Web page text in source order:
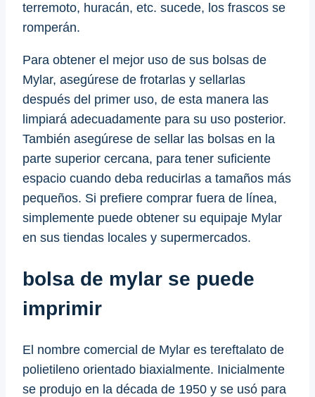
terremoto, huracán, etc. sucede, los frascos se
romperán.
Para obtener el mejor uso de sus bolsas de
Mylar, asegúrese de frotarlas y sellarlas
después del primer uso, de esta manera las
limpiará adecuadamente para su uso posterior.
También asegúrese de sellar las bolsas en la
parte superior cercana, para tener suficiente
espacio cuando deba reducirlas a tamaños más
pequeños. Si prefiere comprar fuera de línea,
simplemente puede obtener su equipaje Mylar
en sus tiendas locales y supermercados.
bolsa de mylar se puede
imprimir
El nombre comercial de Mylar es tereftalato de
polietileno orientado biaxialmente. Inicialmente
se produjo en la década de 1950 y se usó para